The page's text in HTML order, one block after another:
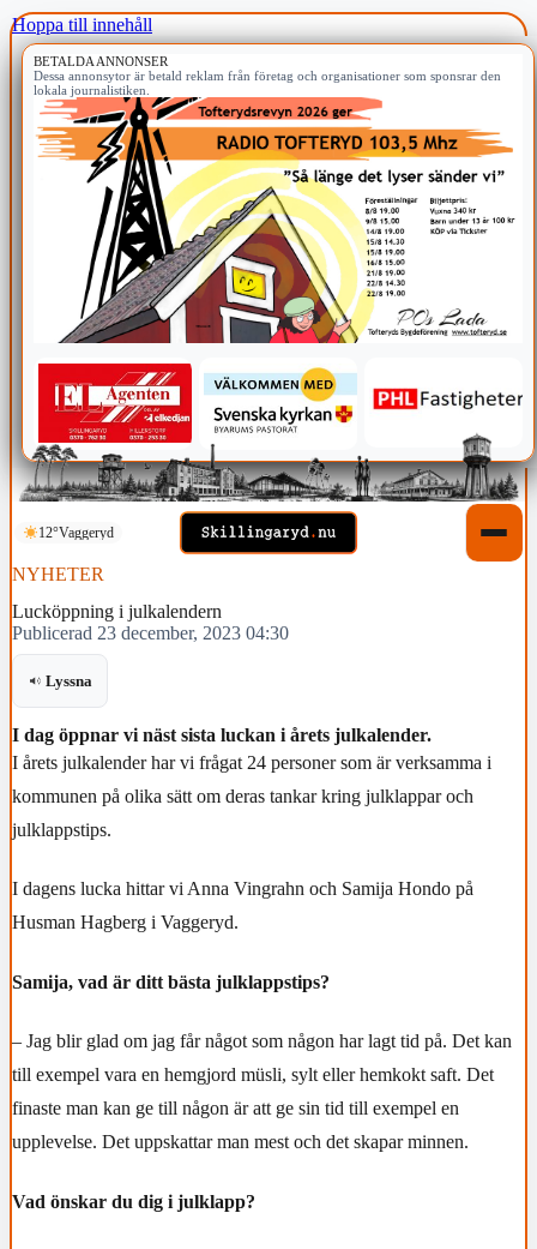
Hoppa till innehåll
BETALDA ANNONSER
Dessa annonsytor är betald reklam från företag och organisationer som sponsrar den
lokala journalistiken.
12°Vaggeryd
NYHETER
Lucköppning i julkalendern
Publicerad 23 december, 2023 04:30
Lyssna
I dag öppnar vi näst sista luckan i årets julkalender.
I årets julkalender har vi frågat 24 personer som är verksamma i
kommunen på olika sätt om deras tankar kring julklappar och
julklappstips.
I dagens lucka hittar vi Anna Vingrahn och Samija Hondo på
Husman Hagberg i Vaggeryd.
Samija, vad är ditt bästa julklappstips?
– Jag blir glad om jag får något som någon har lagt tid på. Det kan
till exempel vara en hemgjord müsli, sylt eller hemkokt saft. Det
finaste man kan ge till någon är att ge sin tid till exempel en
upplevelse. Det uppskattar man mest och det skapar minnen.
Vad önskar du dig i julklapp?